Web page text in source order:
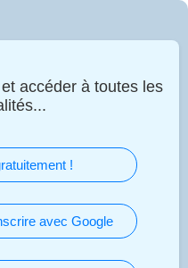
accéder à toutes les
!
avec Google